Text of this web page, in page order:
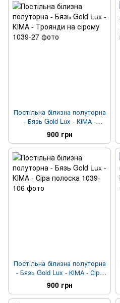
Постільна білизна полуторна
- Бязь Gold Lux - КІМА -
Троянди на сірому
900 грн
Постільна білизна полуторна
- Бязь Gold Lux - КІМА - Сіра
полоска
900 грн